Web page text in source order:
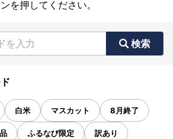
を押してください。
検索
白米 マスカット 8月終了
ふるなび限定 訳あり